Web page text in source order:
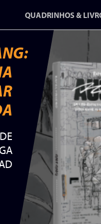
QUADRINHOS &